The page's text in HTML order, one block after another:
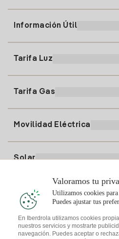
91 919 52 73
clientes@tuiberdrola.es
Información Útil
Alta Gas
Tarifa Luz
Precio de la luz hoy
Tarifa Gas
Movilidad Eléctrica
Solar
Plan Solar
Simulador Placas Solares
Comunidades Solares
Te interesa
Consejos Luz
Descarga la App
Valoramos tu
Utilizamos cookies
Puedes ajustar tus
En Iberdrola utilizamos cookies
nuestros servicios y mostrarte
navegación. Puedes aceptar o